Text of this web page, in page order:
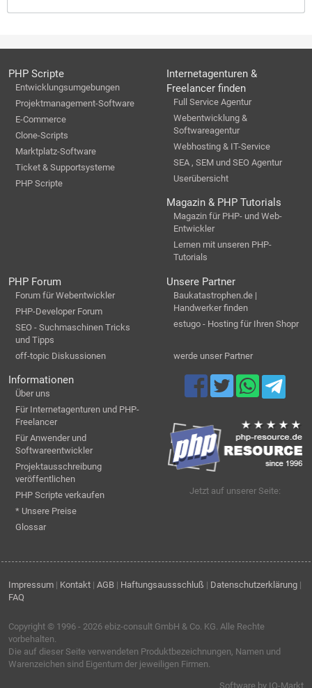
PHP Scripte
Entwicklungsumgebungen
Projektmanagement-Software
E-Commerce
Clone-Scripts
Marktplatz-Software
Ticket & Supportsysteme
PHP Scripte
Internetagenturen &
Freelancer finden
Full Service Agentur
Webentwicklung &
Softwareagentur
Webhosting & IT-Service
SEA , SEM und SEO Agentur
Userübersicht
Magazin & PHP Tutorials
Magazin für PHP- und Web-
Entwickler
Lernen mit unseren PHP-
Tutorials
PHP Forum
Forum für Webentwickler
PHP-Developer Forum
SEO - Suchmaschinen Tricks
und Tipps
off-topic Diskussionen
Unsere Partner
Baukatastrophen.de |
Handwerker finden
estugo - Hosting für Ihren Shopr
werde unser Partner
Informationen
Über uns
Für Internetagenturen und PHP-
Freelancer
Für Anwender und
Softwareentwickler
Projektausschreibung
veröffentlichen
PHP Scripte verkaufen
* Unsere Preise
Glossar
Jetzt auf unserer Seite:
Impressum | Kontakt | AGB | Haftungsaussschluß | Datenschutzerklärung |
FAQ
Copyright © 1996 - 2026 ebiz-consult GmbH & Co. KG . Alle Rechte
vorbehalten.
Die auf dieser Seite verwendeten Produktbezeichnungen, Namen und
Warenzeichen sind Eigentum der jeweiligen Firmen.
Software by IQ-Markt